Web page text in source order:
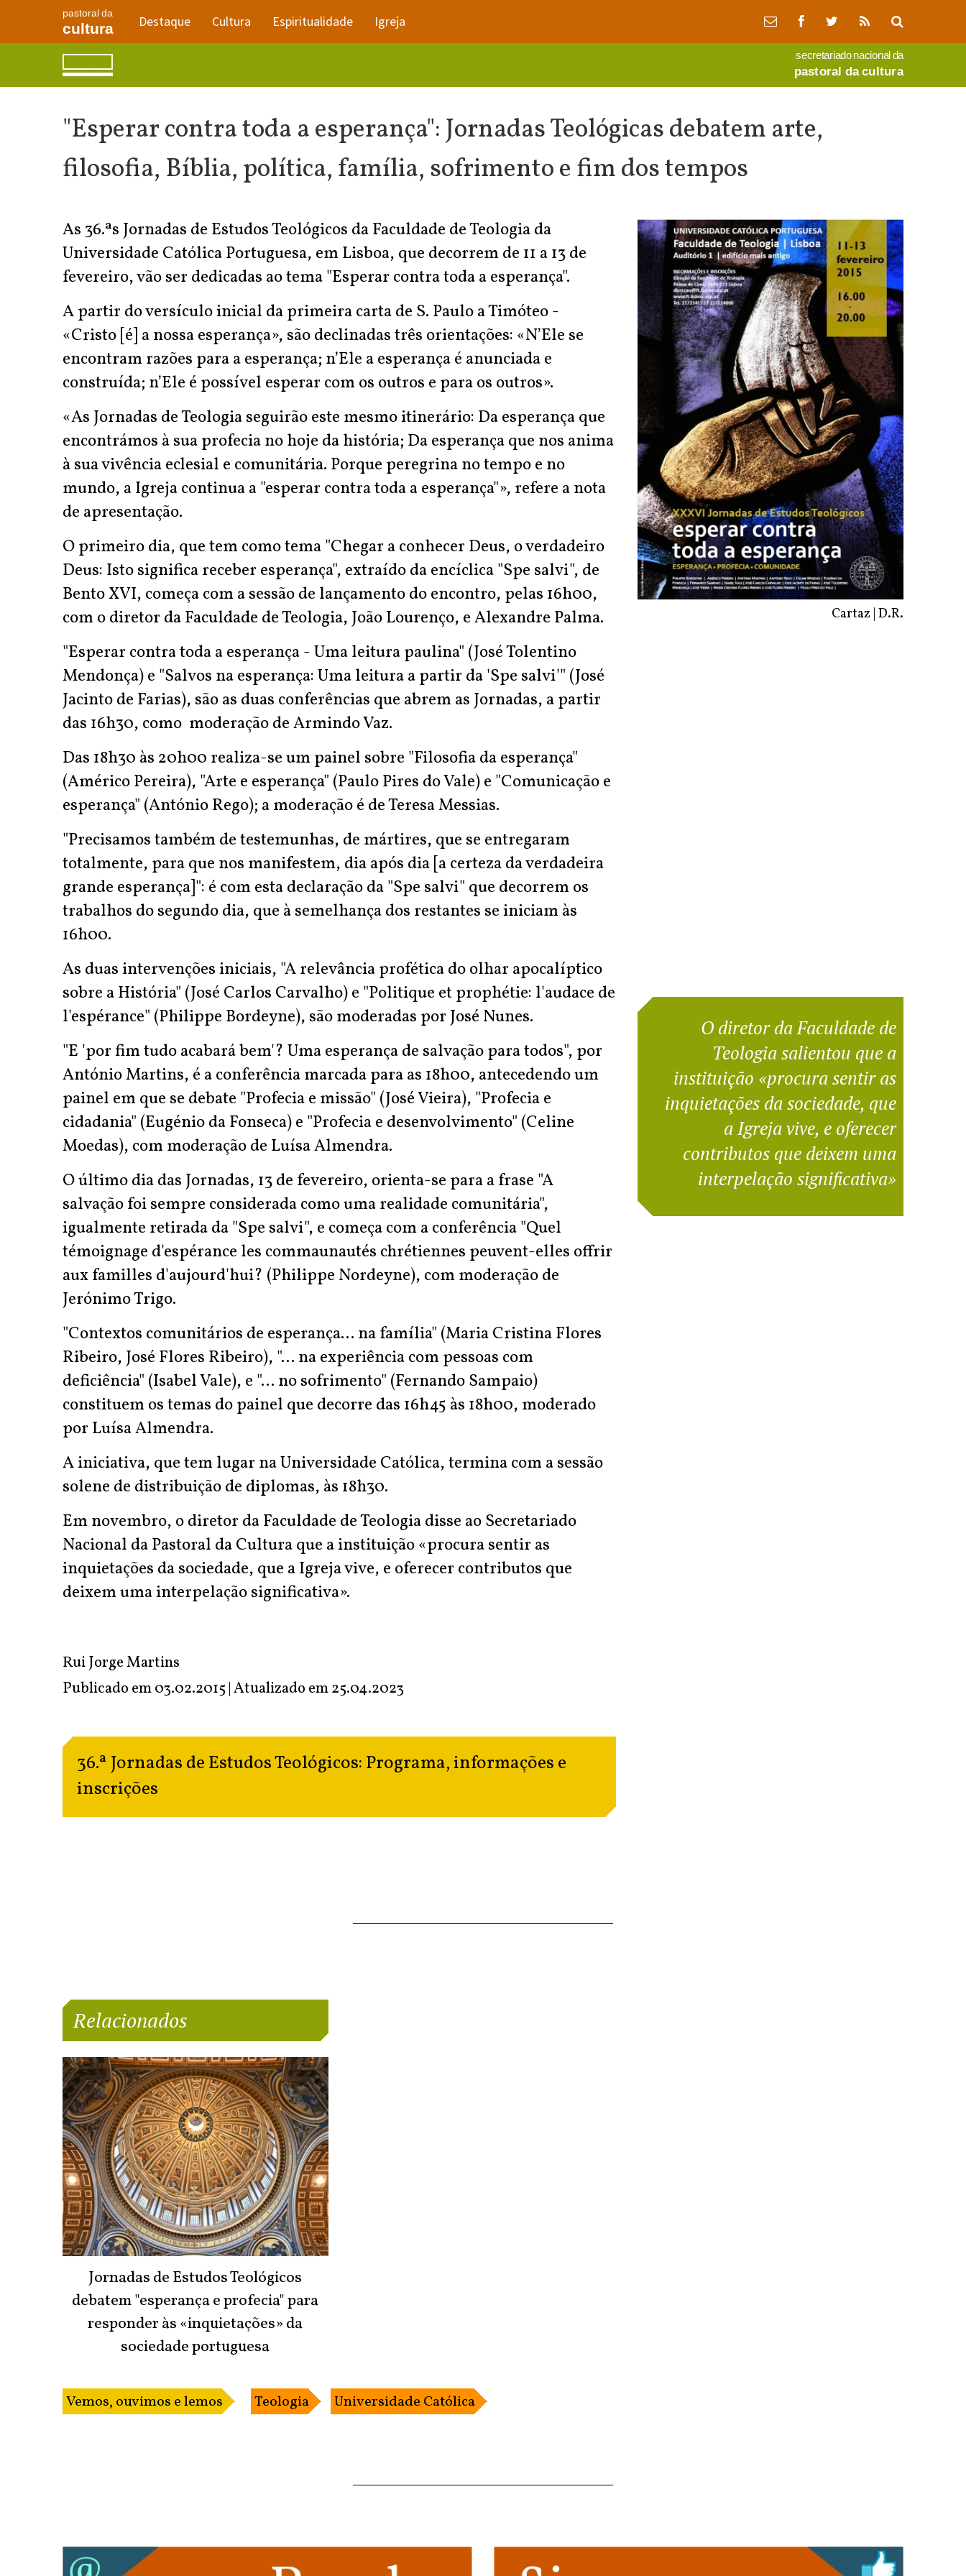
pastoral da
cultura Destaque Cultura Espiritualidade Igreja
secretariado nacional da
pastoral da cultura
"Esperar contra toda a esperança": Jornadas Teológicas debatem arte,
filosofia, Bíblia, política, família, sofrimento e fim dos tempos
As 36.ªs Jornadas de Estudos Teológicos da Faculdade de Teologia da
Universidade Católica Portuguesa, em Lisboa, que decorrem de 11 a 13 de
fevereiro, vão ser dedicadas ao tema "Esperar contra toda a esperança".
A partir do versículo inicial da primeira carta de S. Paulo a Timóteo -
«Cristo [é] a nossa esperança», são declinadas três orientações: «N’Ele se
encontram razões para a esperança; n’Ele a esperança é anunciada e
construída; n’Ele é possível esperar com os outros e para os outros».
«As Jornadas de Teologia seguirão este mesmo itinerário: Da esperança que
encontrámos à sua profecia no hoje da história; Da esperança que nos anima
à sua vivência eclesial e comunitária. Porque peregrina no tempo e no
mundo, a Igreja continua a "esperar contra toda a esperança"», refere a nota
de apresentação.
O primeiro dia, que tem como tema "Chegar a conhecer Deus, o verdadeiro
Deus: Isto significa receber esperança", extraído da encíclica "Spe salvi", de
Bento XVI, começa com a sessão de lançamento do encontro, pelas 16h00,
com o diretor da Faculdade de Teologia, João Lourenço, e Alexandre Palma.
"Esperar contra toda a esperança - Uma leitura paulina" (José Tolentino
Mendonça) e "Salvos na esperança: Uma leitura a partir da 'Spe salvi'" (José
Jacinto de Farias), são as duas conferências que abrem as Jornadas, a partir
das 16h30, como moderação de Armindo Vaz.
Das 18h30 às 20h00 realiza-se um painel sobre "Filosofia da esperança"
(Américo Pereira), "Arte e esperança" (Paulo Pires do Vale) e "Comunicação e
esperança" (António Rego); a moderação é de Teresa Messias.
"Precisamos também de testemunhas, de mártires, que se entregaram
totalmente, para que nos manifestem, dia após dia [a certeza da verdadeira
grande esperança]": é com esta declaração da "Spe salvi" que decorrem os
trabalhos do segundo dia, que à semelhança dos restantes se iniciam às
16h00.
As duas intervenções iniciais, "A relevância profética do olhar apocalíptico
sobre a História" (José Carlos Carvalho) e "Politique et prophétie: l'audace de
l'espérance" (Philippe Bordeyne), são moderadas por José Nunes.
"E 'por fim tudo acabará bem'? Uma esperança de salvação para todos", por
António Martins, é a conferência marcada para as 18h00, antecedendo um
painel em que se debate "Profecia e missão" (José Vieira), "Profecia e
cidadania" (Eugénio da Fonseca) e "Profecia e desenvolvimento" (Celine
Moedas), com moderação de Luísa Almendra.
O último dia das Jornadas, 13 de fevereiro, orienta-se para a frase "A
salvação foi sempre considerada como uma realidade comunitária",
igualmente retirada da "Spe salvi", e começa com a conferência "Quel
témoignage d'espérance les commaunautés chrétiennes peuvent-elles offrir
aux familles d'aujourd'hui? (Philippe Nordeyne), com moderação de
Jerónimo Trigo.
"Contextos comunitários de esperança... na família" (Maria Cristina Flores
Ribeiro, José Flores Ribeiro), "... na experiência com pessoas com
deficiência" (Isabel Vale), e "... no sofrimento" (Fernando Sampaio)
constituem os temas do painel que decorre das 16h45 às 18h00, moderado
por Luísa Almendra.
A iniciativa, que tem lugar na Universidade Católica, termina com a sessão
solene de distribuição de diplomas, às 18h30.
Em novembro, o diretor da Faculdade de Teologia disse ao Secretariado
Nacional da Pastoral da Cultura que a instituição «procura sentir as
inquietações da sociedade, que a Igreja vive, e oferecer contributos que
deixem uma interpelação significativa».
Rui Jorge Martins
Publicado em 03.02.2015 | Atualizado em25.04.2023
36.ª Jornadas de Estudos Teológicos: Programa, informações e
inscrições
Cartaz | D.R.
O diretor da Faculdade de
Teologia salientou que a
instituição «procura sentir as
inquietações da sociedade, que
a Igreja vive, e oferecer
contributos que deixem uma
interpelação significativa»
Relacionados
Jornadas de Estudos Teológicos
debatem "esperança e profecia" para
responder às «inquietações» da
sociedade portuguesa
Vemos, ouvimos e lemos Teologia Universidade Católica